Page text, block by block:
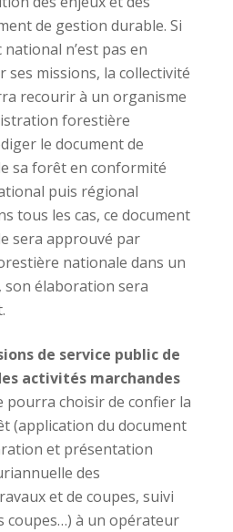
de gestion durable. Si
n’est pas en
ses missions, la collectivité
recourir à un organisme
forestière
le document de
sa forêt en conformité
puis régional
tous les cas, ce document
sera approuvé par
nationale dans un
son élaboration sera
de service public de
activités marchandes
pourra choisir de confier la
(application du document
et présentation
des
et de coupes, suivi
coupes…) à un opérateur